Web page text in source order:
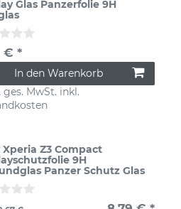
Glas Panzerfolie 9H
€ *
In den Warenkorb
ges. MwSt. inkl.
Xperia Z3 Compact
9H
Panzer Schutz Glas